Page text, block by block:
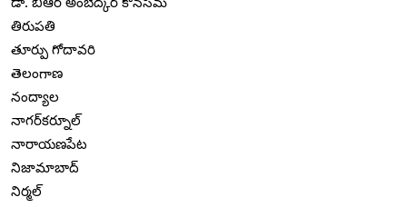
తిరుపతి
తూర్పు గోదావరి
తెలంగాణ
నంద్యాల
నాగర్‌కర్నూల్
నారాయణపేట
నిజామాబాద్
నిర్మల్